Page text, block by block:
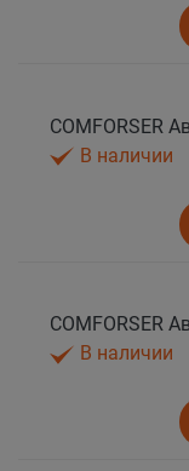
В наличии
В наличии